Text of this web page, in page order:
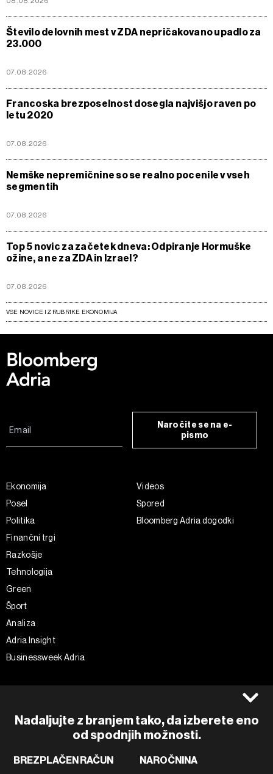
Število delovnih mest v ZDA nepričakovano upadlo za
23.000
07.08.2026
Francoska brezposelnost dosegla najvišjo raven po
letu 2020
07.08.2026
Nemške nepremičnine so se realno pocenile v vseh
segmentih
07.08.2026
Top 5 novic za začetek dneva: Odpiranje Hormuške
ožine, a ne za ZDA in Izrael?
07.08.2026
VSE NOVICE IZ RUBRIKE EKONOMIJA
Nadaljujte z branjem tako, da izberete eno
od spodnjih možnosti.
BREZPLAČEN RAČUN NAROČNINA
Naročite se na e-
pismo
Ekonomija
Posel
Politika
Finančni trgi
Razkošje
Tehnologija
Green
Šport
Analiza
Adria Insight
Businessweek Adria
Videos
Spored
Bloomberg Adria dogodki
Piškotki
Marketing
Instagram
Linkedin